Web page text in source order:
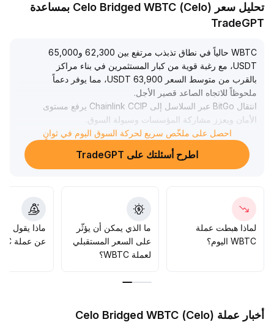
تحليل سعر Celo Bridged WBTC (Celo) بمساعدة
TradeGPT
WBTC حالياً في نطاق تذبذب مرتفع بين 62,300 و65,000
USDT، مع رغبة قوية من كبار المستثمرين في بناء مراكز
بالقرب من متوسط السعر 63,900 USDT، مما يوفر دعماً
ملحوظاً للاتجاه الصاعد قصير الأجل.
انتقال BitGo عبر السلاسل إلى Chainlink CCIP يرفع مستوى
الأمان ويعزز مشاركة المؤسسات وسيولة السوق
يُنصح بمراقبة اختراق قوي فوق 64,000 USDT بحجم تداول
وإلا يجب الانتباه لدعم 62,300–62,700 USDT، حيث فقدانه قد
العالي، مع متابعة مستمرة لتحديثات الأمان وتدفقات رأس المال
احصل على ملخّص سريع لحركة السوق اليوم في ثوانٍ
اطرح أسئلتك على TradeGPT
لماذا هبطت عملة
WBTC اليوم؟
ما الذي يمكن أن يؤثّر
على السعر المستقبلي
لعملة WBTC؟
ماذا يقول
عن عملة WBTC؟
أخبار عملة Celo Bridged WBTC (Celo)